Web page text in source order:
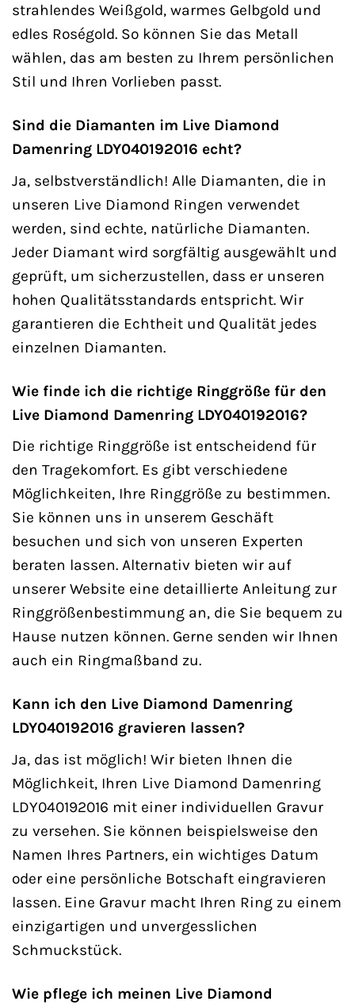
strahlendes Weißgold, warmes Gelbgold und
edles Roségold. So können Sie das Metall
wählen, das am besten zu Ihrem persönlichen
Stil und Ihren Vorlieben passt.
Sind die Diamanten im Live Diamond
Damenring LDY040192016 echt?
Ja, selbstverständlich! Alle Diamanten, die in
unseren Live Diamond Ringen verwendet
werden, sind echte, natürliche Diamanten.
Jeder Diamant wird sorgfältig ausgewählt und
geprüft, um sicherzustellen, dass er unseren
hohen Qualitätsstandards entspricht. Wir
garantieren die Echtheit und Qualität jedes
einzelnen Diamanten.
Wie finde ich die richtige Ringgröße für den
Live Diamond Damenring LDY040192016?
Die richtige Ringgröße ist entscheidend für
den Tragekomfort. Es gibt verschiedene
Möglichkeiten, Ihre Ringgröße zu bestimmen.
Sie können uns in unserem Geschäft
besuchen und sich von unseren Experten
beraten lassen. Alternativ bieten wir auf
unserer Website eine detaillierte Anleitung zur
Ringgrößenbestimmung an, die Sie bequem zu
Hause nutzen können. Gerne senden wir Ihnen
auch ein Ringmaßband zu.
Kann ich den Live Diamond Damenring
LDY040192016 gravieren lassen?
Ja, das ist möglich! Wir bieten Ihnen die
Möglichkeit, Ihren Live Diamond Damenring
LDY040192016 mit einer individuellen Gravur
zu versehen. Sie können beispielsweise den
Namen Ihres Partners, ein wichtiges Datum
oder eine persönliche Botschaft eingravieren
lassen. Eine Gravur macht Ihren Ring zu einem
einzigartigen und unvergesslichen
Schmuckstück.
Wie pflege ich meinen Live Diamond